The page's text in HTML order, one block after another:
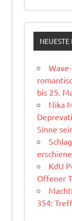
NEUESTE
bis 25.
Nika
Sinne
KdU
Offener
354: